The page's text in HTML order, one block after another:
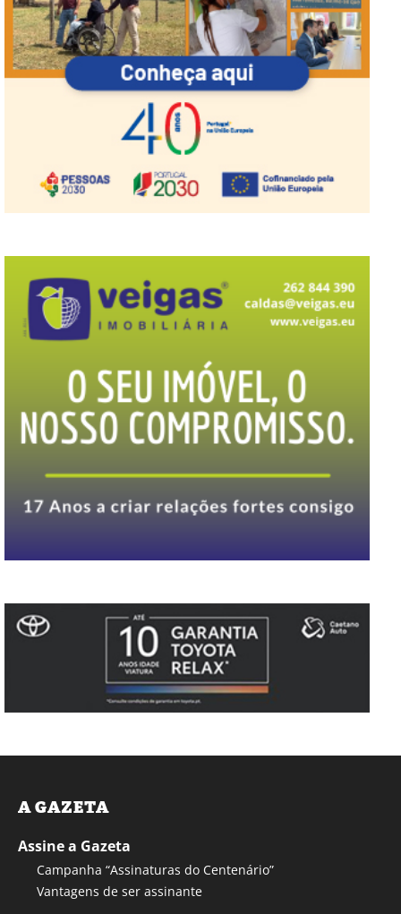
A GAZETA
Assine a Gazeta
Campanha “Assinaturas do Centenário”
Vantagens de ser assinante